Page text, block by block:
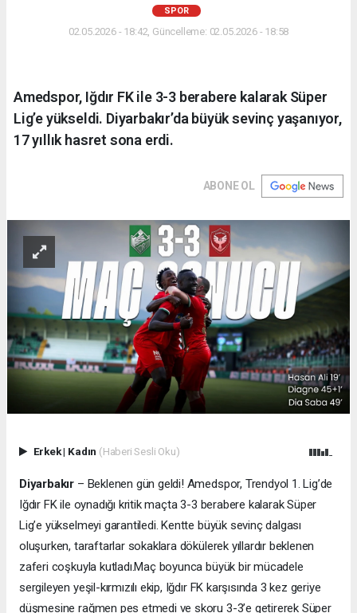
SPOR
02.05.2026 - 18:42, Güncelleme: 02.05.2026 - 18:58
Amedspor, Iğdır FK ile 3-3 berabere kalarak Süper
Lig’e yükseldi. Diyarbakır’da büyük sevinç yaşanıyor,
17 yıllık hasret sona erdi.
ABONE OL
Erkek| Kadın (Haberi Sesli Oku)
Diyarbakır – Beklenen gün geldi! Amedspor, Trendyol 1. Lig’de
Iğdır FK ile oynadığı kritik maçta 3-3 berabere kalarak Süper
Lig’e yükselmeyi garantiledi. Kentte büyük sevinç dalgası
oluşurken, taraftarlar sokaklara dökülerek yıllardır beklenen
zaferi coşkuyla kutladı.Maç boyunca büyük bir mücadele
sergileyen yeşil-kırmızılı ekip, Iğdır FK karşısında 3 kez geriye
düşmesine rağmen pes etmedi ve skoru 3-3’e getirerek Süper